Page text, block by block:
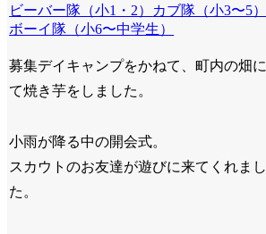
ビーバー隊（小1・2）
カブ隊（小3〜5）
ボーイ隊（小6〜中学生）
募集デイキャンプをかねて、町内の畑に
て焼き芋をしました。
小雨が降る中の開会式。
スカウトのお友達が遊びに来てくれまし
た。